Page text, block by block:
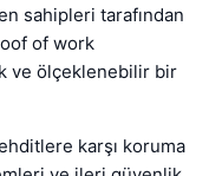
sahipleri tarafından
of work
ve ölçeklenebilir bir
karşı koruma